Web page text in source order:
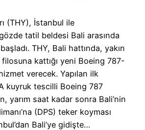
(THY), İstanbul ile
tatil beldesi Bali arasında
THY, Bali hattında, yakın
kattığı yeni Boeing 787-
verecek. Yapılan ilk
kuyruk tescilli Boeing 787
yarım saat kadar sonra Bali’nin
(DPS) teker koyması
Bali’ye gidişte…